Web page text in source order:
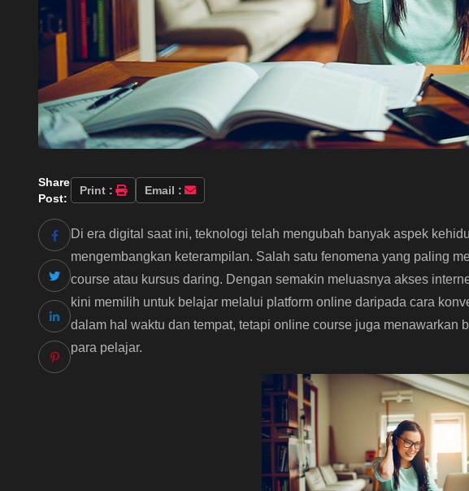
Share
Post:
Print : Email :
Di era digital saat ini, teknologi telah mengubah banyak aspek
mengembangkan keterampilan. Salah satu fenomena yang paling
course atau kursus daring. Dengan semakin meluasnya akses
kini memilih untuk belajar melalui platform online daripada cara
dalam hal waktu dan tempat, tetapi online course juga menawarkan
para pelajar.